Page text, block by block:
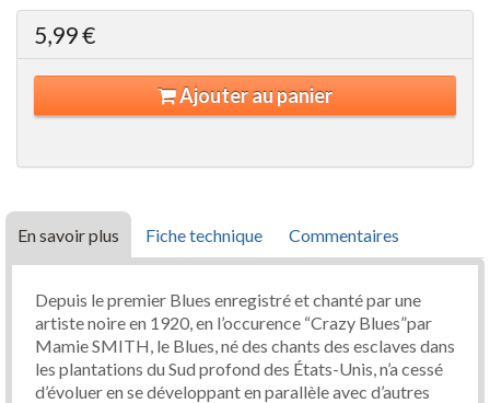
5,99 €
Ajouter au panier
En savoir plus Fiche technique Commentaires
Depuis le premier Blues enregistré et chanté par une
artiste noire en 1920, en l’occurence “Crazy Blues”par
Mamie SMITH, le Blues, né des chants des esclaves dans
les plantations du Sud profond des États-Unis, n’a cessé
d’évoluer en se développant en parallèle avec d’autres